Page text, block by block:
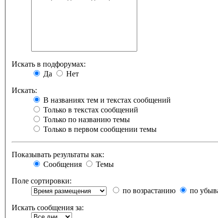
Искать в подфорумах:
Да
Нет
Искать:
В названиях тем и текстах сообщений
Только в текстах сообщений
Только по названию темы
Только в первом сообщении темы
Показывать результаты как:
Сообщения
Темы
Поле сортировки:
по возрастанию
по
Искать сообщения за: